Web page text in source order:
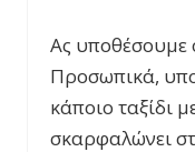
Ας υποθέσουμε
Προσωπικά,
κάποιο ταξίδι
σκαρφαλώνει